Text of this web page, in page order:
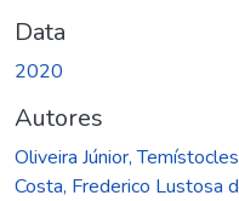
Data
2020
Autores
Oliveira Júnior,
Costa, Frederico Lustosa